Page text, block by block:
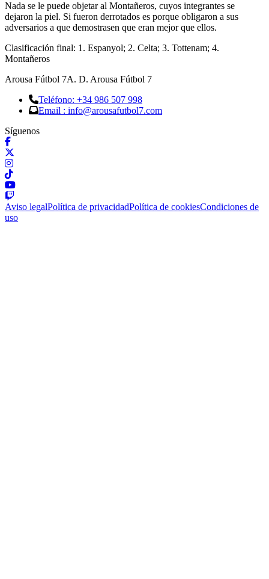
Nada se le puede objetar al Montañeros, cuyos integrantes se
dejaron la piel. Si fueron derrotados es porque obligaron a sus
adversarios a que demostrasen que eran mejor que ellos.
Clasificación final: 1. Espanyol; 2. Celta; 3. Tottenam; 4.
Montañeros
Arousa Fútbol 7A. D. Arousa Fútbol 7
Teléfono: +34 986 507 998
Email : info@arousafutbol7.com
Síguenos
Aviso legalPolítica de privacidadPolítica de cookiesCondiciones de
uso